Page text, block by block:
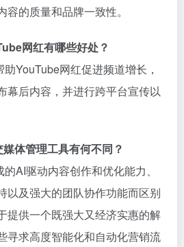
的质量和品牌一致性。
网红有哪些好处？
YouTube网红促进频道增长，
幕后内容，并进行跨平台宣传以
体管理工具有何不同？
AI驱动内容创作和优化能力、
以及强大的团队协作功能而区别
提供一个既强大又经济实惠的解
寻求高度智能化和自动化营销流